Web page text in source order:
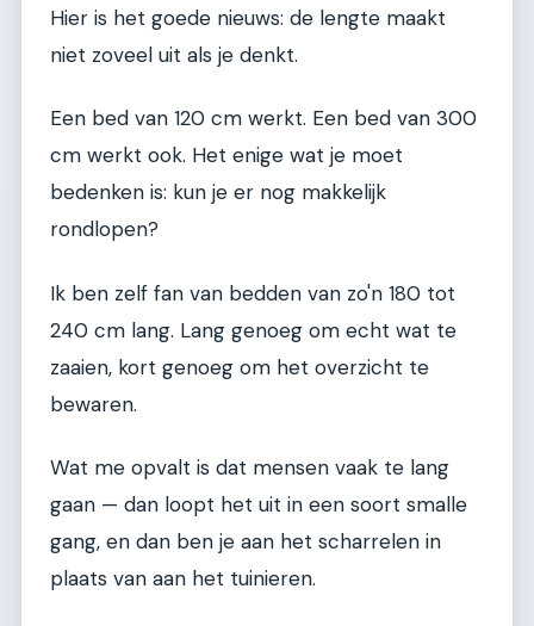
Hier is het goede nieuws: de lengte maakt
niet zoveel uit als je denkt.
Een bed van 120 cm werkt. Een bed van 300
cm werkt ook. Het enige wat je moet
bedenken is: kun je er nog makkelijk
rondlopen?
Ik ben zelf fan van bedden van zo'n 180 tot
240 cm lang. Lang genoeg om echt wat te
zaaien, kort genoeg om het overzicht te
bewaren.
Wat me opvalt is dat mensen vaak te lang
gaan — dan loopt het uit in een soort smalle
gang, en dan ben je aan het scharrelen in
plaats van aan het tuinieren.